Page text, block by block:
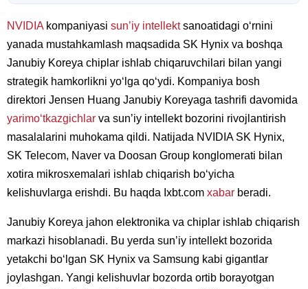
NVIDIA kompaniyasi sunʼiy intellektsanoatidagi oʻrnini
yanada mustahkamlash maqsadida SK Hynix va boshqa
Janubiy Koreya chiplar ishlab chiqaruvchilari bilan yangi
strategik hamkorlikni yoʻlga qoʻydi. Kompaniya bosh
direktori Jensen Huang Janubiy Koreyaga tashrifi davomida
yarimoʻtkazgichlar va sunʼiy intellekt bozorini rivojlantirish
masalalarini muhokama qildi. Natijada NVIDIA SK Hynix,
SK Telecom, Naver va Doosan Group konglomerati bilan
xotira mikrosxemalari ishlab chiqarish boʻyicha
kelishuvlarga erishdi. Bu haqda Ixbt.com xabar beradi.
Janubiy Koreya jahon elektronika va chiplar ishlab chiqarish
markazi hisoblanadi. Bu yerda sunʼiy intellekt bozorida
yetakchi boʻlgan SK Hynix va Samsung kabi gigantlar
joylashgan. Yangi kelishuvlar bozorda ortib borayotgan